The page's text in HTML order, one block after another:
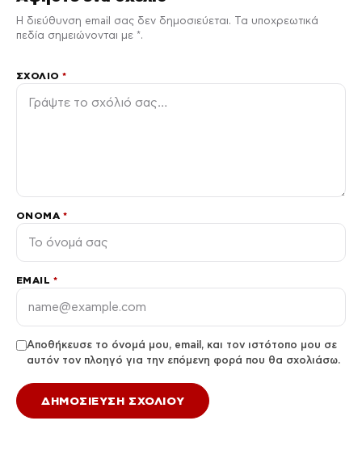
Η διεύθυνση email σας δεν δημοσιεύεται. Τα υποχρεωτικά
πεδία σημειώνονται με *.
ΣΧΌΛΙΟ*
ΌΝΟΜΑ *
EMAIL *
Αποθήκευσε το όνομά μου, email, και τον ιστότοπο μου σε
αυτόν τον πλοηγό για την επόμενη φορά που θα σχολιάσω.